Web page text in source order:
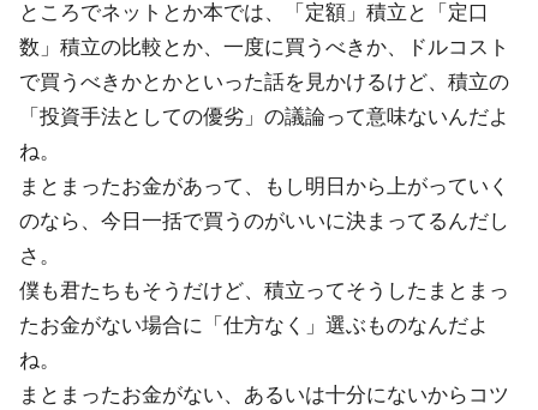
ところでネットとか本では、「定額」積立と「定口
数」積立の比較とか、一度に買うべきか、ドルコスト
で買うべきかとかといった話を見かけるけど、積立の
「投資手法としての優劣」の議論って意味ないんだよ
ね。
まとまったお金があって、もし明日から上がっていく
のなら、今日一括で買うのがいいに決まってるんだし
さ。
僕も君たちもそうだけど、積立ってそうしたまとまっ
たお金がない場合に「仕方なく」選ぶものなんだよ
ね。
まとまったお金がない、あるいは十分にないからコツ